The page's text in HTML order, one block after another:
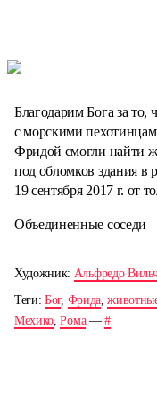
Благодарим Бога за то,
с морскими
Фридой смогли найти
под обломков здания в
19 сентября 2017 г. от
Объединенные соседи
Художник: Альфредо
Теги:Бог, Фрида,
Мехико ,Рома—#